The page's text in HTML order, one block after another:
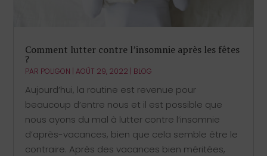
Comment lutter contre l’insomnie après les fêtes
?
PAR POLIGON |AOÛT 29, 2022 | BLOG
Aujourd’hui, la routine est revenue pour
beaucoup d’entre nous et il est possible que
nous ayons du mal à lutter contre l’insomnie
d’après-vacances, bien que cela semble être le
contraire. Après des vacances bien méritées,